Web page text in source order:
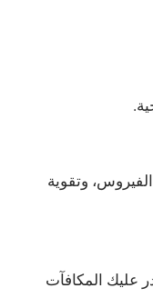
وتقوية
عليك المكافآت